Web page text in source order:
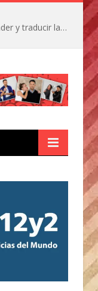
La IA está acercándonos a comprender y traducir las vocalizaciones y comportamientos de nuestras mascotas